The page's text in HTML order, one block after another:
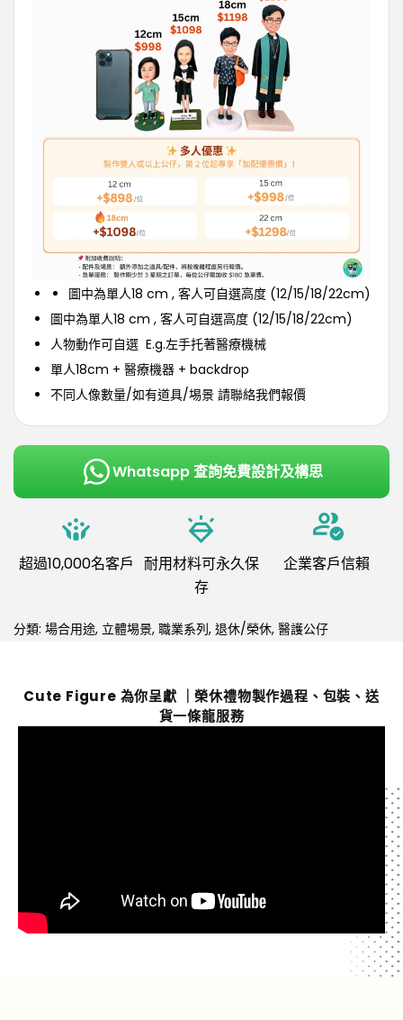
圖中為單人18 cm , 客人可自選高度 (12/15/18/22cm)
圖中為單人18 cm , 客人可自選高度 (12/15/18/22cm)
人物動作可自選 E.g.左手托著醫療機械
單人18cm + 醫療機器 + backdrop
不同人像數量/如有道具/埸景 請聯絡我們報價
Whatsapp 查詢免費設計及構思
超過10,000名客戶 耐用材料可永久保
存
企業客戶信賴
分類: 場合用途, 立體埸景, 職業系列, 退休/榮休, 醫護公仔
Cute Figure 為你呈獻 ｜榮休禮物製作過程、包裝、送
貨一條龍服務